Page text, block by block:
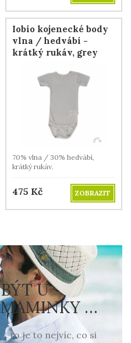
Iobio kojenecké body
vlna / hedvábí -
krátký rukáv, grey
70% vlna / 30% hedvábí,
krátký rukáv.
475 Kč ZOBRAZIT
BÝT U
MAMINKY …
… to je to nejvíc, co si